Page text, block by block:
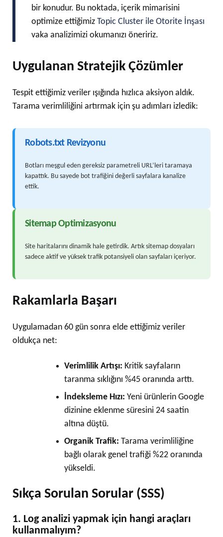
bir konudur. Bu noktada, içerik mimarisini
optimize ettiğimizTopic Cluster ile Otorite İnşası
vaka analizimizi okumanızı öneririz.
Uygulanan Stratejik Çözümler
Tespit ettiğimiz veriler ışığında hızlıca aksiyon aldık.
Tarama verimliliğini artırmak için şu adımları izledik:
Robots.txt Revizyonu
Botları meşgul eden gereksiz parametreli URL’leri taramaya
kapattık. Bu sayede bot trafiğini değerli sayfalara kanalize
ettik.
Sitemap Optimizasyonu
Site haritalarını dinamik hale getirdik. Artık sitemap dosyaları
sadece aktif ve yüksek trafik potansiyeli olan sayfaları içeriyor.
Rakamlarla Başarı
Uygulamadan 60 gün sonra elde ettiğimiz veriler
oldukça net:
Verimlilik Artışı: Kritik sayfaların
taranma sıklığını %45 oranında arttı.
İndeksleme Hızı: Yeni ürünlerin Google
dizinine eklenme süresini 24 saatin
altına düştü.
Organik Trafik: Tarama verimliliğine
bağlı olarak genel trafiği %22 oranında
yükseldi.
Sıkça Sorulan Sorular (SSS)
1. Log analizi yapmak için hangi araçları
kullanmalıyım?